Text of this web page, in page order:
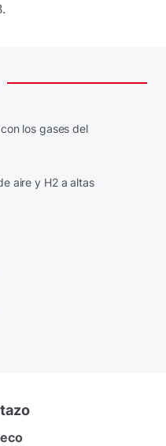
los gases del
aire y H2 a altas